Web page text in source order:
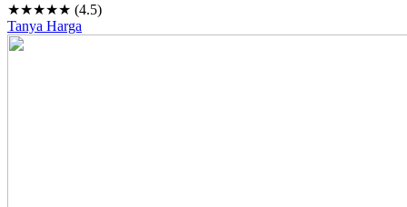
★★★★★ (4.5)
Tanya Harga